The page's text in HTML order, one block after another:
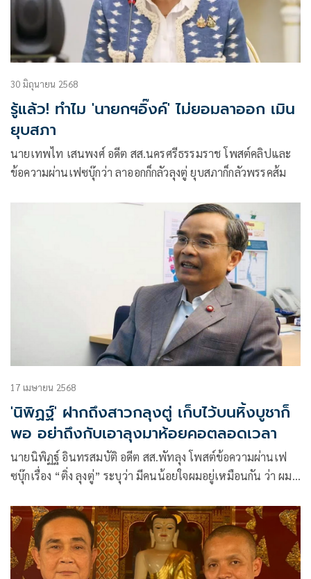
30 มิถุนายน 2568
รู้แล้ว! ทำไม 'นายกฯอิ๊งค์' ไม่ยอมลาออก เมิน
ยุบสภา
นายเทพไท เสนพงศ์ อดีต สส.นครศรีธรรมราช โพสต์คลิปและ
ข้อความผ่านเฟซบุ๊กว่า ลาออกก็กลัวลุงตู่ ยุบสภาก็กลัวพรรคส้ม
17 เมษายน 2568
'นิพิฏฐ์' ฝากถึงสาวกลุงตู่ เก็บไว้บนหิ้งบูชาก็
พอ อย่าถึงกับเอาลุงมาห้อยคอตลอดเวลา
นายนิพิฏฐ์ อินทรสมบัติ อดีต สส.พัทลุง โพสต์ข้อความผ่านเฟ
ซบุ๊กเรื่อง “ติ่ง ลุงตู่” ระบุว่า มีคนน้อยใจผมอยู่เหมือนกัน ว่า ผม